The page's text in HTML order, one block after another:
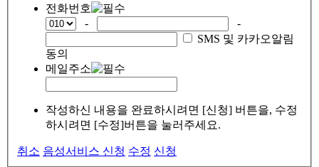
전화번호
-
-
SMS 및 카카오알림
동의
메일주소
작성하신 내용을 완료하시려면 [신청] 버튼을, 수정
하시려면 [수정]버튼을 눌러주세요.
취소 음성서비스 신청 수정 신청